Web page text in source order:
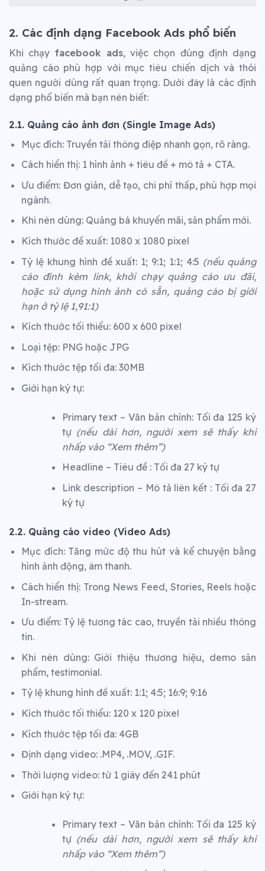
2. Các định dạng Facebook Ads phổ biến
Khi chạy facebook ads, việc chọn đúng định dạng
quảng cáo phù hợp với mục tiêu chiến dịch và thói
quen người dùng rất quan trọng. Dưới đây là các định
dạng phổ biến mà bạn nên biết:
2.1. Quảng cáo ảnh đơn (Single Image Ads)
Mục đích: Truyền tải thông điệp nhanh gọn, rõ ràng.
Cách hiển thị: 1 hình ảnh + tiêu đề + mô tả + CTA.
Ưu điểm: Đơn giản, dễ tạo, chi phí thấp, phù hợp mọi
ngành.
Khi nên dùng: Quảng bá khuyến mãi, sản phẩm mới.
Kích thước đề xuất: 1080 x 1080 pixel
Tỷ lệ khung hình đề xuất: 1; 9:1; 1:1; 4:5 (nếu quảng
cáo đính kèm link, khởi chạy quảng cáo ưu đãi,
hoặc sử dụng hình ảnh có sẵn, quảng cáo bị giới
hạn ở tỷ lệ 1,91:1)
Kích thước tối thiểu: 600 x 600 pixel
Loại tệp: PNG hoặc JPG
Kích thước tệp tối đa: 30MB
Giới hạn ký tự:
Primary text – Văn bản chính: Tối đa 125 ký
tự (nếu dài hơn, người xem sẽ thấy khi
nhấp vào “Xem thêm”)
Headline – Tiêu đề : Tối đa 27 ký tự
Link description – Mô tả liên kết : Tối đa 27
ký tự
2.2. Quảng cáo video (Video Ads)
Mục đích: Tăng mức độ thu hút và kể chuyện bằng
hình ảnh động, âm thanh.
Cách hiển thị: Trong News Feed, Stories, Reels hoặc
In-stream.
Ưu điểm: Tỷ lệ tương tác cao, truyền tải nhiều thông
tin.
Khi nên dùng: Giới thiệu thương hiệu, demo sản
phẩm, testimonial.
Tỷ lệ khung hình đề xuất: 1:1; 4:5; 16:9; 9:16
Kích thước tối thiểu: 120 x 120 pixel
Kích thước tệp tối đa: 4GB
Định dạng video: .MP4, .MOV, .GIF.
Thời lượng video: từ 1 giây đến 241 phút
Giới hạn ký tự:
Primary text – Văn bản chính: Tối đa 125 ký
tự (nếu dài hơn, người xem sẽ thấy khi
nhấp vào “Xem thêm”)